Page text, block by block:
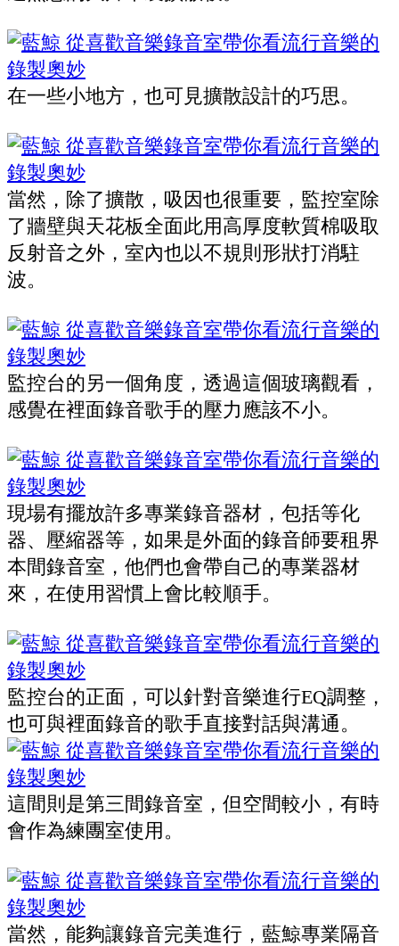
在一些小地方，也可見擴散設計的巧思。
當然，除了擴散，吸因也很重要，監控室除
了牆壁與天花板全面此用高厚度軟質棉吸取
反射音之外，室內也以不規則形狀打消駐
波。
監控台的另一個角度，透過這個玻璃觀看，
感覺在裡面錄音歌手的壓力應該不小。
現場有擺放許多專業錄音器材，包括等化
器、壓縮器等，如果是外面的錄音師要租界
本間錄音室，他們也會帶自己的專業器材
來，在使用習慣上會比較順手。
監控台的正面，可以針對音樂進行EQ調整，
也可與裡面錄音的歌手直接對話與溝通。
這間則是第三間錄音室，但空間較小，有時
會作為練團室使用。
當然，能夠讓錄音完美進行，藍鯨專業隔音